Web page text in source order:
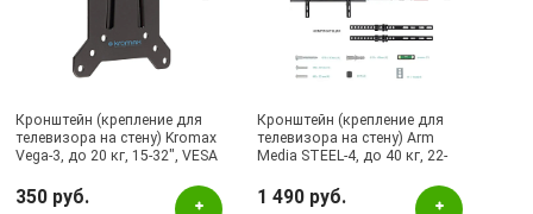
Кронштейн (крепление для
телевизора на стену) Kromax
Vega-3, до 20 кг, 15-32", VESA
сверхтонкий (9 мм),
фиксированный, цвет черный
350 руб.
Кронштейн (крепление для
телевизора на стену) Arm
Media STEEL-4, до 40 кг, 22-
наклонный, цвет черный
1 490 руб.